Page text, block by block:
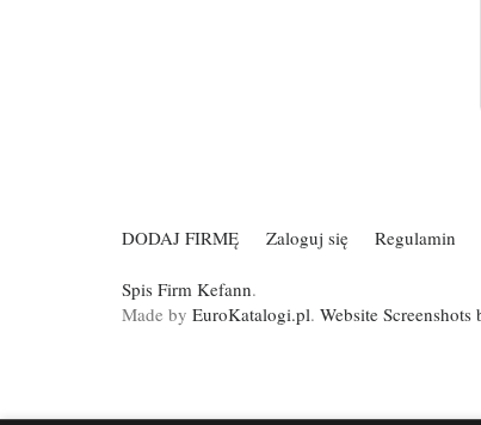
DODAJ FIRMĘ Zaloguj się Regulamin
Spis Firm Kefann.
Made by EuroKatalogi.pl. Website Screenshots